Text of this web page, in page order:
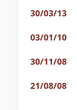
30/03/13
03/01/10
30/11/08
21/08/08